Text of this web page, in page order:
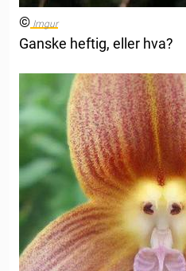
© Imgur
Ganske heftig, eller hva?